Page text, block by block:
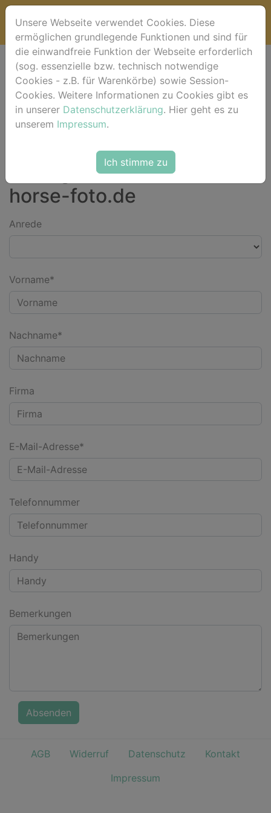
Bitte Kontaktdaten eintragen und auf [absenden]
klicken.
*) Felder mit einem Stern dürfen nicht leer bleiben. **) Wir bitten um
Anfrage an das Team von
horse-foto.de
Anrede
Vorname*
Nachname*
Firma
E-Mail-Adresse*
Telefonnummer
Handy
Bemerkungen
Absenden
Unsere Webseite verwendet Cookies. Diese
ermöglichen grundlegende Funktionen und sind für
die einwandfreie Funktion der Webseite erforderlich
(sog. essenzielle bzw. technisch notwendige
Cookies - z.B. für Warenkörbe) sowie Session-
Cookies. Weitere Informationen zu Cookies gibt es
in unserer Datenschutzerklärung. Hier geht es zu
unserem Impressum.
Ich stimme zu
AGB Widerruf Datenschutz
Kontakt
Impressum